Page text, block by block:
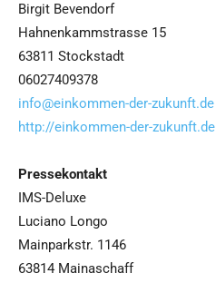
Birgit Bevendorf
Hahnenkammstrasse 15
63811 Stockstadt
06027409378
info@einkommen-der-zukunft.de
http://einkommen-der-zukunft.de
Pressekontakt
IMS-Deluxe
Luciano Longo
Mainparkstr. 1146
63814 Mainaschaff